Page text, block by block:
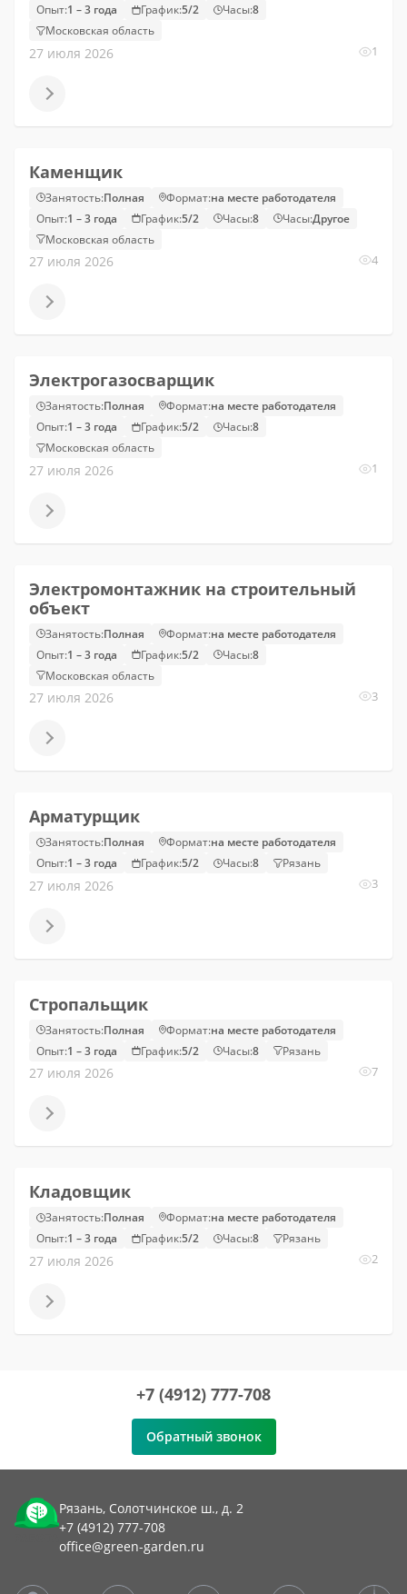
Опыт:1 – 3 года График:5/2 Часы:8
Московская область
27 июля 2026 1
Каменщик
Занятость:Полная Формат:на месте работодателя
Опыт:1 – 3 года График:5/2 Часы:8 Часы:Другое
Московская область
27 июля 2026 4
Электрогазосварщик
Занятость:Полная Формат:на месте работодателя
Опыт:1 – 3 года График:5/2 Часы:8
Московская область
27 июля 2026 1
Электромонтажник на строительный
объект
Занятость:Полная Формат:на месте работодателя
Опыт:1 – 3 года График:5/2 Часы:8
Московская область
27 июля 2026 3
Арматурщик
Занятость:Полная Формат:на месте работодателя
Опыт:1 – 3 года График:5/2 Часы:8 Рязань
27 июля 2026 3
Стропальщик
Занятость:Полная Формат:на месте работодателя
Опыт:1 – 3 года График:5/2 Часы:8 Рязань
27 июля 2026 7
Кладовщик
Занятость:Полная Формат:на месте работодателя
Опыт:1 – 3 года График:5/2 Часы:8 Рязань
27 июля 2026 2
+7 (4912) 777-708
Обратный звонок
Рязань, Солотчинское ш., д. 2
+7 (4912) 777-708
office@green-garden.ru